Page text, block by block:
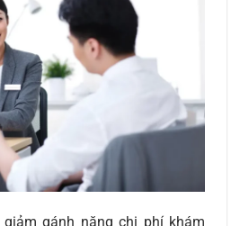
gánh nặng chi phí khám